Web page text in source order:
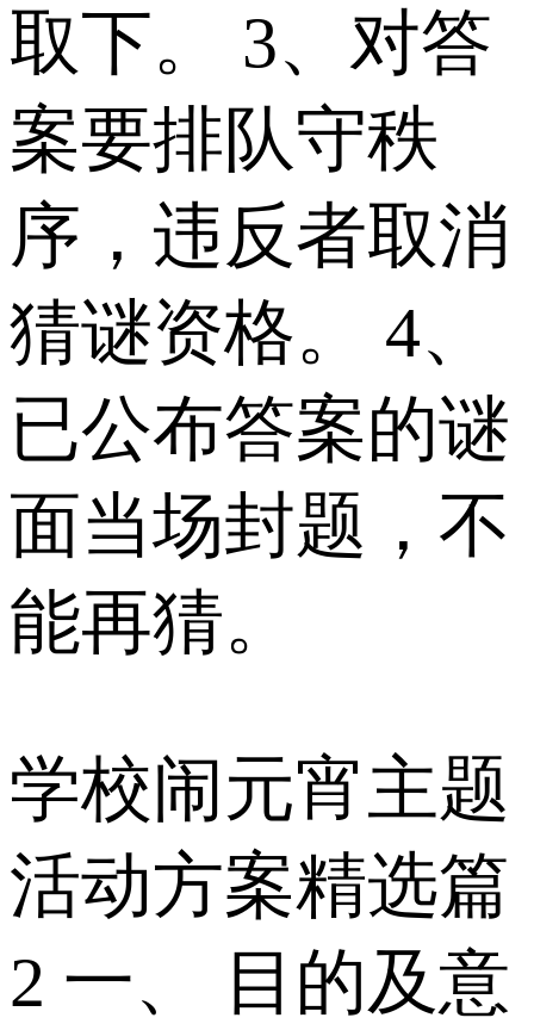
取下。 3、对答
案要排队守秩
序，违反者取消
猜谜资格。 4、
已公布答案的谜
面当场封题，不
能再猜。
学校闹元宵主题
活动方案精选篇
2 一、 目的及意